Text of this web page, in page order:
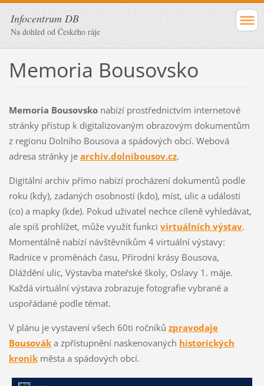
Infocentrum DB
Na dohled od Českého ráje
Memoria Bousovsko
Memoria Bousovskonabízí prostřednictvím internetové
stránky přístup k digitalizovaným obrazovým dokumentům
z regionu Dolního Bousova a spádových obcí. Webová
adresa stránky je archiv.dolnibousov.cz.
Digitální archiv přímo nabízí procházení dokumentů podle
roku (kdy), zadaných osobností (kdo), míst, ulic a událostí
(co) a mapky (kde). Pokud uživatel nechce cíleně vyhledávat,
ale spíš prohlížet, může využít funkci virtuálních výstav.
Momentálně nabízí návštěvníkům 4 virtuální výstavy:
Radnice v proměnách času, Přírodní krásy Bousova,
Dláždění ulic, Výstavba mateřské školy, Oslavy 1. máje.
Každá virtuální výstava zobrazuje fotografie vybrané a
uspořádané podle témat.
V plánu je vystavení všech 60ti ročníků zpravodaje
Bousováka zpřístupnění naskenovaných historických
kronikměsta a spádových obcí.